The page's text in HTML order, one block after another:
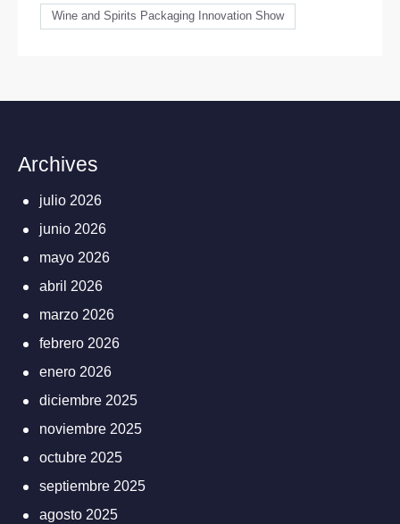
Wine and Spirits Packaging Innovation Show
Archives
julio 2026
junio 2026
mayo 2026
abril 2026
marzo 2026
febrero 2026
enero 2026
diciembre 2025
noviembre 2025
octubre 2025
septiembre 2025
agosto 2025